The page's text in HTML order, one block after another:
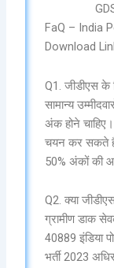
FaQ – India
Download
Q1. जीडीएस
सामान्य
अंक होने
चयन कर सकते
50% अंकों की
Q2. क्या
ग्रामीण डाक
40889 इंडिया
भर्ती 2023